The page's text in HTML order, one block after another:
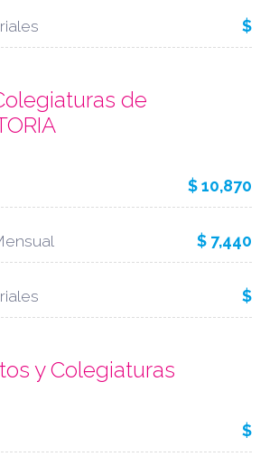
$
de
$ 10,870
$ 7,440
$
y Colegiaturas
$